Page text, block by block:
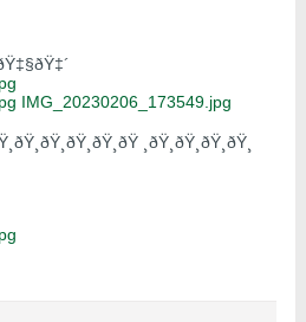
IMG_20230206_173549.jpg
¸ðŸ¸ðŸ¸ðŸ¸ðŸ¸